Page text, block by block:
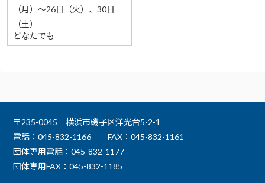
（月）～26日（火）、30日
（土）
どなたでも
〒235-0045 横浜市磯子区洋光台5-2-1
電話：045-832-1166
FAX：045-832-1161
団体専用電話：045-832-1177
団体専用FAX：045-832-1185